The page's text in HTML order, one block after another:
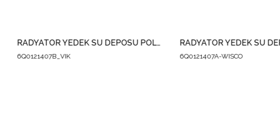
RADYATÖR YEDEK SU DEPOSU POLO 4 - FABIA - IBIZA - CORDOBA 2001-05
6Q0121407B_VIK 6Q0121407A-WISCO